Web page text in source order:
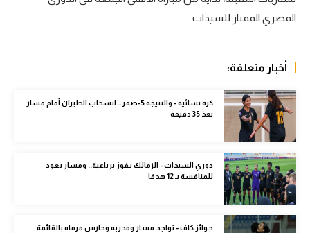
الوطن العربي
في المونديال
رياضة نسائية
آسيا
أمريكا
ركن الألعاب
المصري الممتاز للسيدات.
أخبار متعلقة:
كرة نسائية - والنتيجة 5-صفر.. انسحاب الطيران أمام مسار
بعد 35 دقيقة
دوري السيدات - الزمالك يفوز برباعية.. ومسار يعود
للمنافسة بـ 12 هدفا
جوائز كاف - تواجد مسار ومدربه وحارس مرماه بالقائمة